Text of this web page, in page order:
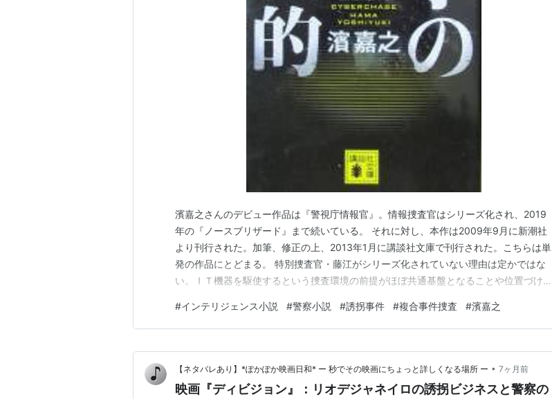
濱嘉之さんのデビュー作品は『警視庁情報官』。情報捜査官はシリーズ化され、2019
年の『ノースブリザード』まで続いている。 それに対し、本作は2009年9月に新潮社
より刊行された。加筆、修正の上、2013年1月に講談社文庫で刊行された。こちらは単
発の作品にとどまる。 特別捜査官・藤江がシリーズ化されていない理由は定かではな
い。ＩＴ機器を駆使するという捜査環境の前提がほぼ共通基盤となることや位置づけと
官とパラレルにシリーズ化するのは、フィクションとはいえ合理性に欠けるからだろう
か。 あるいは一方に集中しないと有意差のある…
#インテリジェンス小説 #警察小説 #誘拐事件 #複合事件捜査 #濱嘉之
【ネタバレあり】*ぽかぽか映画日和* ー 秒でその映画にちょっと詳しくなる場所 ー • 7ヶ月前
映画『ディビジョン』：リオデジャネイロの誘拐ビジネスと警察の